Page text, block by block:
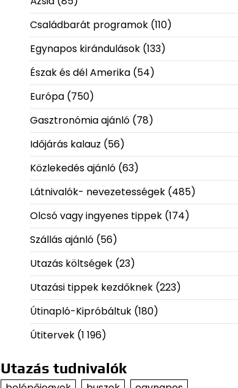
Családbarát programok(110)
Egynapos kirándulások(133)
Észak és dél Amerika(54)
Európa(750)
Gasztronómia ajánló(78)
Időjárás kalauz (56)
Közlekedés ajánló(63)
Látnivalók- nevezetességek(485)
Olcsó vagy ingyenes tippek(174)
Szállás ajánló(56)
Utazás költségek(23)
Utazási tippek kezdőknek(223)
Útinapló-Kipróbáltuk(180)
Útitervek(1 196)
Utazás tudnivalók